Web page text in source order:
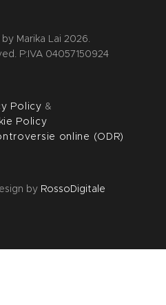
Marika Lai 2026.
P:IVA 04057150924
Policy &
Policy
online (ODR)
by RossoDigitale